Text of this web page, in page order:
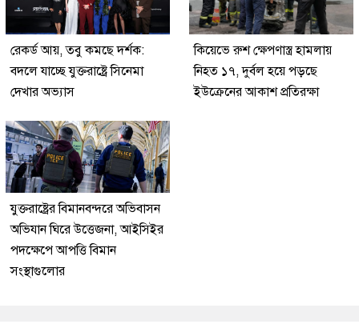
রেকর্ড আয়, তবু কমছে দর্শক:
বদলে যাচ্ছে যুক্তরাষ্ট্রে সিনেমা
দেখার অভ্যাস
কিয়েভে রুশ ক্ষেপণাস্ত্র হামলায়
নিহত ১৭, দুর্বল হয়ে পড়ছে
ইউক্রেনের আকাশ প্রতিরক্ষা
যুক্তরাষ্ট্রের বিমানবন্দরে অভিবাসন
অভিযান ঘিরে উত্তেজনা, আইসিইর
পদক্ষেপে আপত্তি বিমান
সংস্থাগুলোর